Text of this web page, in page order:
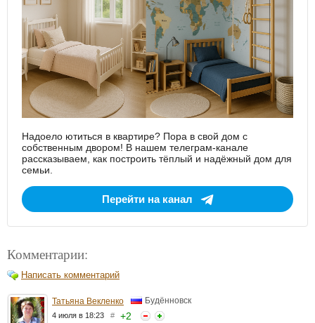
Надоело ютиться в квартире? Пора в свой дом с
собственным двором! В нашем телеграм-канале
рассказываем, как построить тёплый и надёжный дом для
семьи.
Перейти на канал
Комментарии:
Написать комментарий
Татьяна Векленко Будённовск
4 июля в 18:23 # +2